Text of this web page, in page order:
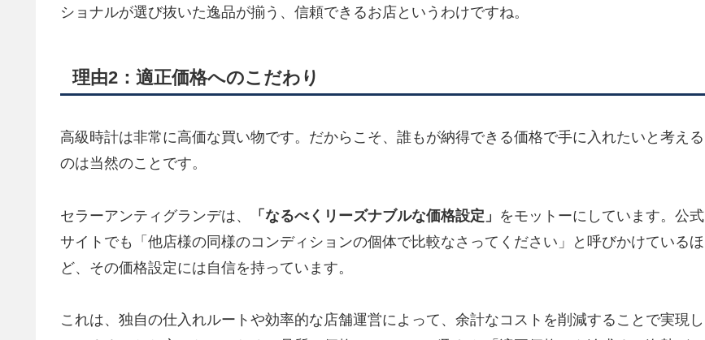
ショナルが選び抜いた逸品が揃う、信頼できるお店というわけですね。
理由2：適正価格へのこだわり
高級時計は非常に高価な買い物です。だからこそ、誰もが納得できる価格で手に入れたいと考える
のは当然のことです。
セラーアンティグランデは、 「なるべくリーズナブルな価格設定」 をモットーにしています。公式
サイトでも「他店様の同様のコンディションの個体で比較なさってください」と呼びかけているほ
ど、その価格設定には自信を持っています。
これは、独自の仕入れルートや効率的な店舗運営によって、余計なコストを削減することで実現し